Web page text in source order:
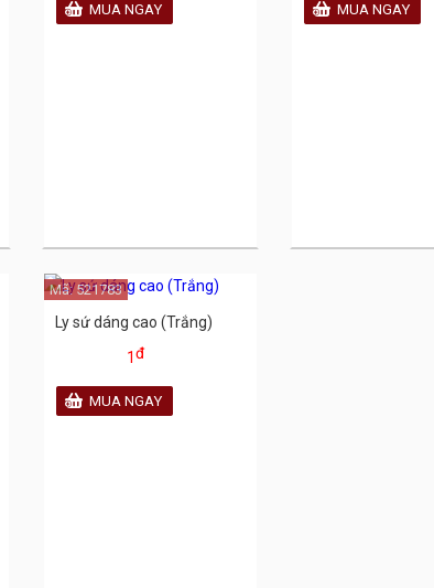
Ly sứ dáng cao (Trắng)
1đ
Mã: 521783